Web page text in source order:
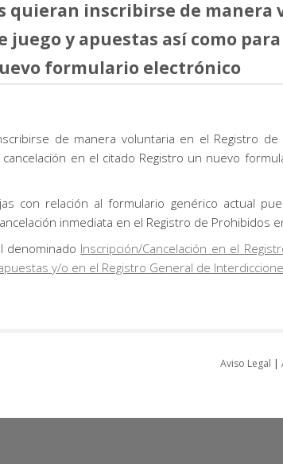
quieran inscribirse de
juego y apuestas así como
formulario electrónico
de manera voluntaria en el Registro
en el citado Registro un nuevo
con relación al formulario genérico actual
inmediata en el Registro de Prohibidos
denominado Inscripción/Cancelación en el
y/o en el Registro General de
Aviso Legal |